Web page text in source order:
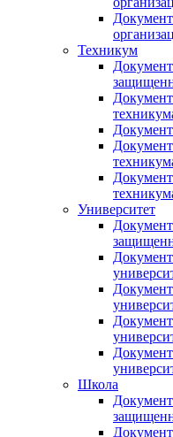
Техникум
Университет
Школа